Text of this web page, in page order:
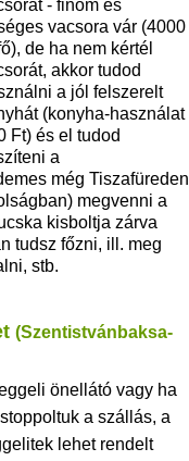
- finom és
vacsora vár (4000
de ha nem kértél
akkor tudod
a jól felszerelt
(konyha-használat
Ft) és el tudod
a
még Tiszafüreden
megvenni a
kisboltja zárva
tudsz főzni, ill. meg
stb.
(Szentistvánbaksa-
önellátó vagy ha
a szállás, a
lehet rendelt